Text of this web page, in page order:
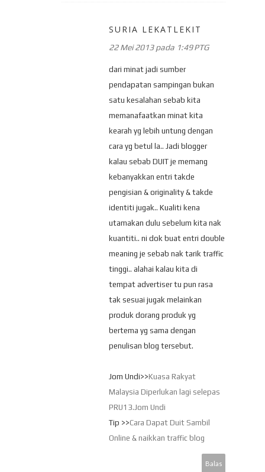
SURIA LEKATLEKIT
22 Mei 2013 pada 1:49 PTG
dari minat jadi sumber
pendapatan sampingan bukan
satu kesalahan sebab kita
memanafaatkan minat kita
kearah yg lebih untung dengan
cara yg betul la.. Jadi blogger
kalau sebab DUIT je memang
kebanyakkan entri takde
pengisian & originality & takde
identiti jugak.. Kualiti kena
utamakan dulu sebelum kita nak
kuantiti.. ni dok buat entri double
meaning je sebab nak tarik traffic
tinggi.. alahai kalau kita di
tempat advertiser tu pun rasa
tak sesuai jugak melainkan
produk dorang produk yg
bertema yg sama dengan
penulisan blog tersebut.
Jom Undi>>Kuasa Rakyat
Malaysia Diperlukan lagi selepas
PRU13.Jom Undi
Tip >>Cara Dapat Duit Sambil
Online & naikkan traffic blog
Balas